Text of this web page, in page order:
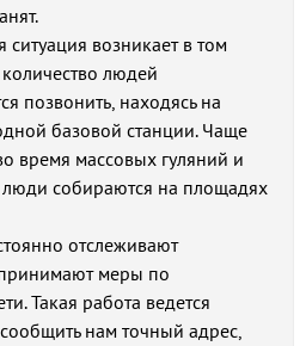
возникает в том
людей
позвонить, находясь на
базовой станции. Чаще
время массовых гуляний и
люди собираются на площадях
отслеживают
меры по
Такая работа ведется
нам точный адрес,